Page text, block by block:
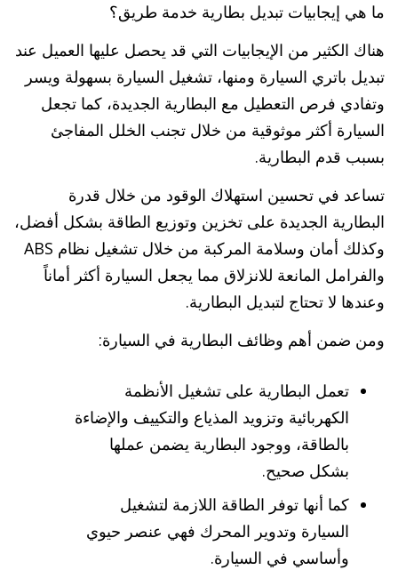
ما هي إيجابيات تبديل بطارية خدمة طريق؟
هناك الكثير من الإيجابيات التي قد يحصل عليها العميل عند
تبديل باتري السيارة ومنها، تشغيل السيارة بسهولة ويسر
وتفادي فرص التعطيل مع البطارية الجديدة، كما تجعل
السيارة أكثر موثوقية من خلال تجنب الخلل المفاجئ
بسبب قدم البطارية.
تساعد في تحسين استهلاك الوقود من خلال قدرة
البطارية الجديدة على تخزين وتوزيع الطاقة بشكل أفضل،
وكذلك أمان وسلامة المركبة من خلال تشغيل نظام ABS
والفرامل المانعة للانزلاق مما يجعل السيارة أكثر أماناً
وعندها لا تحتاج لتبديل البطارية.
ومن ضمن أهم وظائف البطارية في السيارة:
تعمل البطارية على تشغيل الأنظمة
الكهربائية وتزويد المذياع والتكييف والإضاءة
بالطاقة، ووجود البطارية يضمن عملها
بشكل صحيح.
كما أنها توفر الطاقة اللازمة لتشغيل
السيارة وتدوير المحرك فهي عنصر حيوي
وأساسي في السيارة.